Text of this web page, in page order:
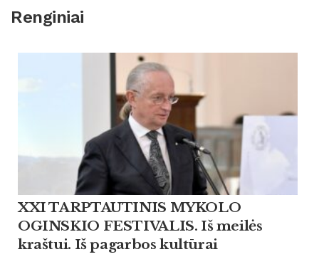
Renginiai
XXI TARPTAUTINIS MYKOLO
OGINSKIO FESTIVALIS. Iš meilės
kraštui. Iš pagarbos kultūrai